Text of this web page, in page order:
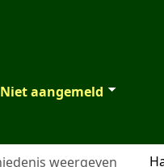
Niet aangemeld
weergeven